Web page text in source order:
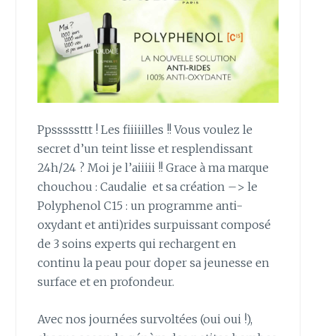
Ppsssssttt ! Les fiiiiilles !! Vous voulez le
secret d’un teint lisse et resplendissant
24h/24 ? Moi je l’aiiiii !! Grace à ma marque
chouchou : Caudalie et sa création –> le
Polyphenol C15 : un programme anti-
oxydant et anti)rides surpuissant composé
de 3 soins experts qui rechargent en
continu la peau pour doper sa jeunesse en
surface et en profondeur.
Avec nos journées survoltées (oui oui !),